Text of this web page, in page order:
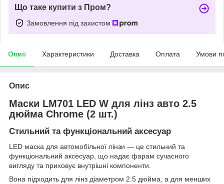
Що таке купити з Пром?
Замовлення під захистом
Опис Характеристики Доставка Оплата Умови
Опис
Маски LM701 LED W для лінз авто 2.5
дюйма Chrome (2 шт.)
Стильний та функціональний аксесуар
LED маска для автомобільної лінзи — це стильний та
функціональний аксесуар, що надає фарам сучасного
вигляду та приховує внутрішні компоненти.
Вона підходить для лінз діаметром 2.5 дюйма, а для менших